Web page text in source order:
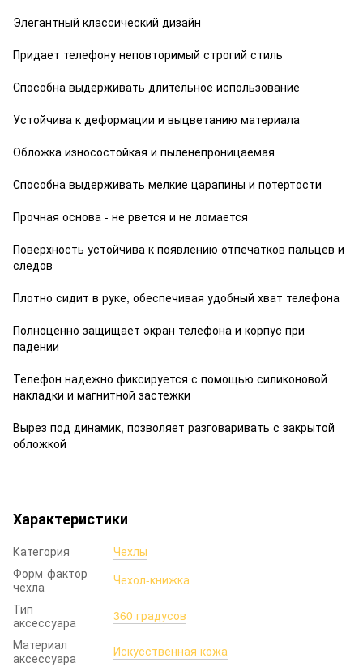
Элегантный классический дизайн
Придает телефону неповторимый строгий стиль
Способна выдерживать длительное использование
Устойчива к деформации и выцветанию материала
Обложка износостойкая и пыленепроницаемая
Способна выдерживать мелкие царапины и потертости
Прочная основа - не рвется и не ломается
Поверхность устойчива к появлению отпечатков пальцев и
следов
Плотно сидит в руке, обеспечивая удобный хват телефона
Полноценно защищает экран телефона и корпус при
падении
Телефон надежно фиксируется с помощью силиконовой
накладки и магнитной застежки
Вырез под динамик, позволяет разговаривать с закрытой
обложкой
Характеристики
Категория
Чехлы
Форм-фактор
чехла
Чехол-книжка
Тип
аксессуара
360 градусов
Материал
аксессуара
Искусственная кожа